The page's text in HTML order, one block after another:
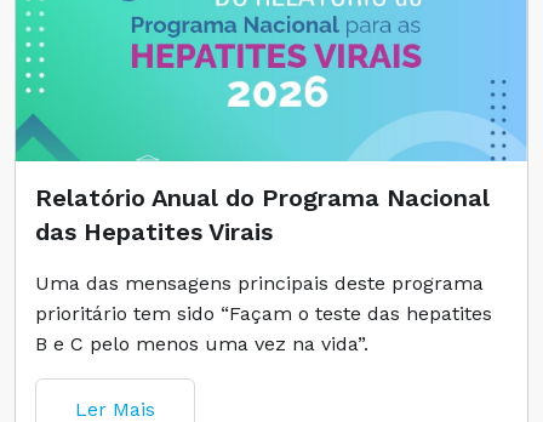
Relatório Anual do Programa Nacional
das Hepatites Virais
Uma das mensagens principais deste programa
prioritário tem sido “Façam o teste das hepatites
B e C pelo menos uma vez na vida”.
Ler Mais